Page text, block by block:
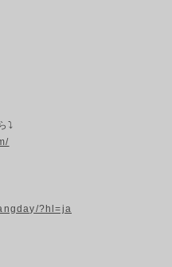
⤵
?hl=ja